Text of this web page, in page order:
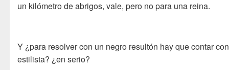
un kilómetro de abrigos, vale, pero no para una reina.
Y ¿para resolver con un negro resultón hay que contar
estilista? ¿en serio?